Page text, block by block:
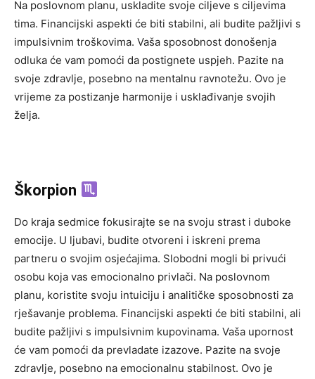
Na poslovnom planu, uskladite svoje ciljeve s ciljevima
tima. Financijski aspekti će biti stabilni, ali budite pažljivi s
impulsivnim troškovima. Vaša sposobnost donošenja
odluka će vam pomoći da postignete uspjeh. Pazite na
svoje zdravlje, posebno na mentalnu ravnotežu. Ovo je
vrijeme za postizanje harmonije i usklađivanje svojih
želja.
Škorpion
Do kraja sedmice fokusirajte se na svoju strast i duboke
emocije. U ljubavi, budite otvoreni i iskreni prema
partneru o svojim osjećajima. Slobodni mogli bi privući
osobu koja vas emocionalno privlači. Na poslovnom
planu, koristite svoju intuiciju i analitičke sposobnosti za
rješavanje problema. Financijski aspekti će biti stabilni, ali
budite pažljivi s impulsivnim kupovinama. Vaša upornost
će vam pomoći da prevladate izazove. Pazite na svoje
zdravlje, posebno na emocionalnu stabilnost. Ovo je